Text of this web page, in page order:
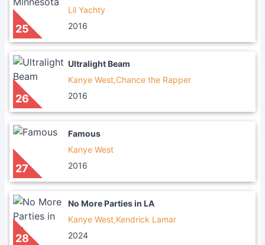
25
Lil Yachty
2016
26
Ultralight Beam
Kanye West,Chance the Rapper
2016
27
Famous
Kanye West
2016
28
No More Parties in LA
Kanye West,Kendrick Lamar
2024